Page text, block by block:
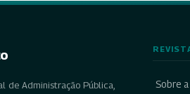
de Administração Pública, Sobre